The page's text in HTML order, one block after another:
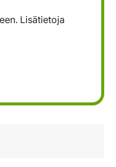
Lisätietoja